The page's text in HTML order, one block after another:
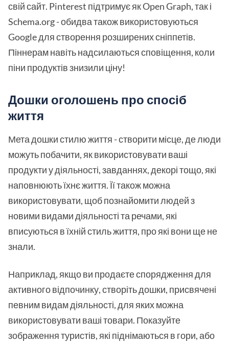
свій сайт. Pinterest підтримує як Open Graph, так і
Schema.org - обидва також використовуються
Google для створення розширених сніппетів.
Піннерам навіть надсилаються сповіщення, коли
піни продуктів знизили ціну!
Дошки оголошень про спосіб
життя
Мета дошки стилю життя - створити місце, де люди
можуть побачити, як використовувати ваші
продукти у діяльності, завданнях, декорі тощо, які
наповнюють їхнє життя. Її також можна
використовувати, щоб познайомити людей з
новими видами діяльності та речами, які
вписуються в їхній стиль життя, про які вони ще не
знали.
Наприклад, якщо ви продаєте спорядження для
активного відпочинку, створіть дошки, присвячені
певним видам діяльності, для яких можна
використовувати ваші товари. Показуйте
зображення туристів, які піднімаються в гори, або